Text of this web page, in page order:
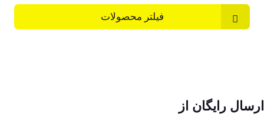
فیلتر محصولات
ارسال رایگان از